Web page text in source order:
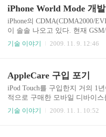
시장도 커지고 ..
폰의 6.8% 수준을 만들었다. 하
의 43% 수준이다. Apple은 이익
있으나 Strategy Analytics의 조
을 통한 이익은 16억 달러에 이
okia는 11억 달러에 그쳤다. (이
iPhone의 CDMA(CDMA2000/
이 솔솔 나오고 있다. 현재
iPhone이 CDMA를 지원하는 새
A와 함께 기존 GSM 네트워크를
하는 메인 칩은 Qualcomm이 제
조는 대만 Asustek의 자회사인
이라고 전했다. 현재 iPhone은
이 제조하고 있다. CDMA를 지
기술 이야기 2009. 11. 9. 12:46
AppleCare 구입 포기
iPod Touch를 구입한지 거의 1
적으로 구매한 모바일 디바이
게 사용해본 적이 없었다. 구입
기술 이야기 2009. 11. 1. 10:52